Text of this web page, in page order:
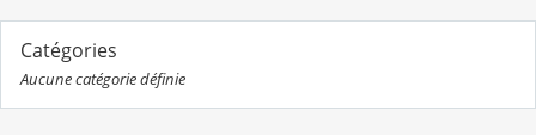
Catégories
Aucune catégorie définie